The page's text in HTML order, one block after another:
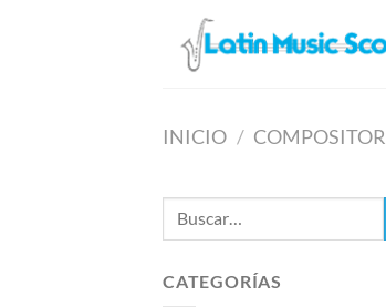
INICIO / COMPOSITOR
Buscar
CATEGORÍAS